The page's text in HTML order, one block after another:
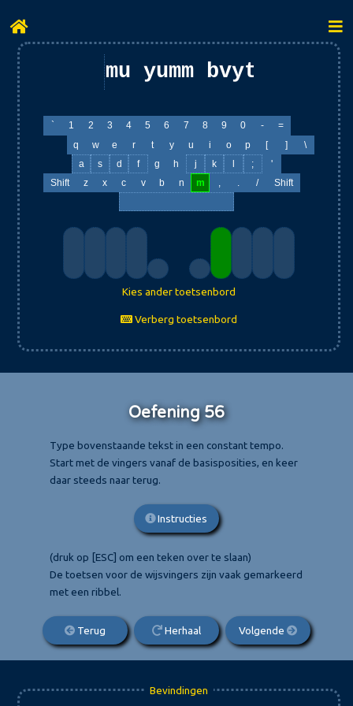
mu yumm bvyt jhy
` 1 2 3 4 5 6 7 8 9 0 -
=
q
w e r t y u i o p [ ]
\
a
s d f g h j k l ;
'
Shift
z x c v b n m , . / Shift
Kies ander toetsenbord
Verberg toetsenbord
Oefening 56
Type bovenstaande tekst in een constant tempo.
Start met de vingers vanaf de basisposities, en keer
daar steeds naar terug.
Instructies
(druk op [ESC] om een teken over te slaan)
De toetsen voor de wijsvingers zijn vaak gemarkeerd
met een ribbel.
Terug Herhaal Volgende
Bevindingen